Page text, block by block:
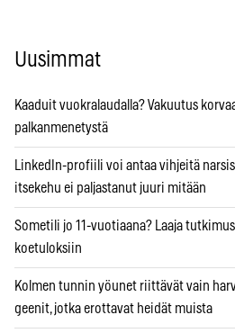
Uusimmat
Kaaduit vuokralaudalla? Vakuutus
palkanmenetystä
LinkedIn-profiili voi antaa vihjeitä
itsekehu ei paljastanut juuri mitään
Sometili jo 11-vuotiaana? Laaja
koetuloksiin
Kolmen tunnin yöunet riittävät vain
geenit, jotka erottavat heidät muista